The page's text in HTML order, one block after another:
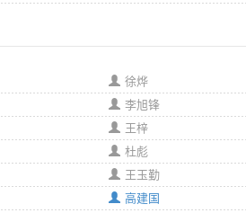
徐烨
李旭锋
王梓
杜彪
王玉勤
高建国